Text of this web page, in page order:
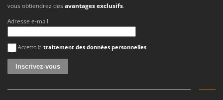
vous obtiendrez des avantages exclusifs.
Adresse e-mail
Une erreur est survenue
Accetto la traitement des données personnelles